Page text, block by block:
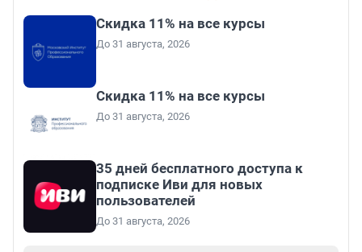
Скидка 11% на все курсы
До 31 августа, 2026
Скидка 11% на все курсы
До 31 августа, 2026
35 дней бесплатного доступа к
подписке Иви для новых
пользователей
До 31 августа, 2026